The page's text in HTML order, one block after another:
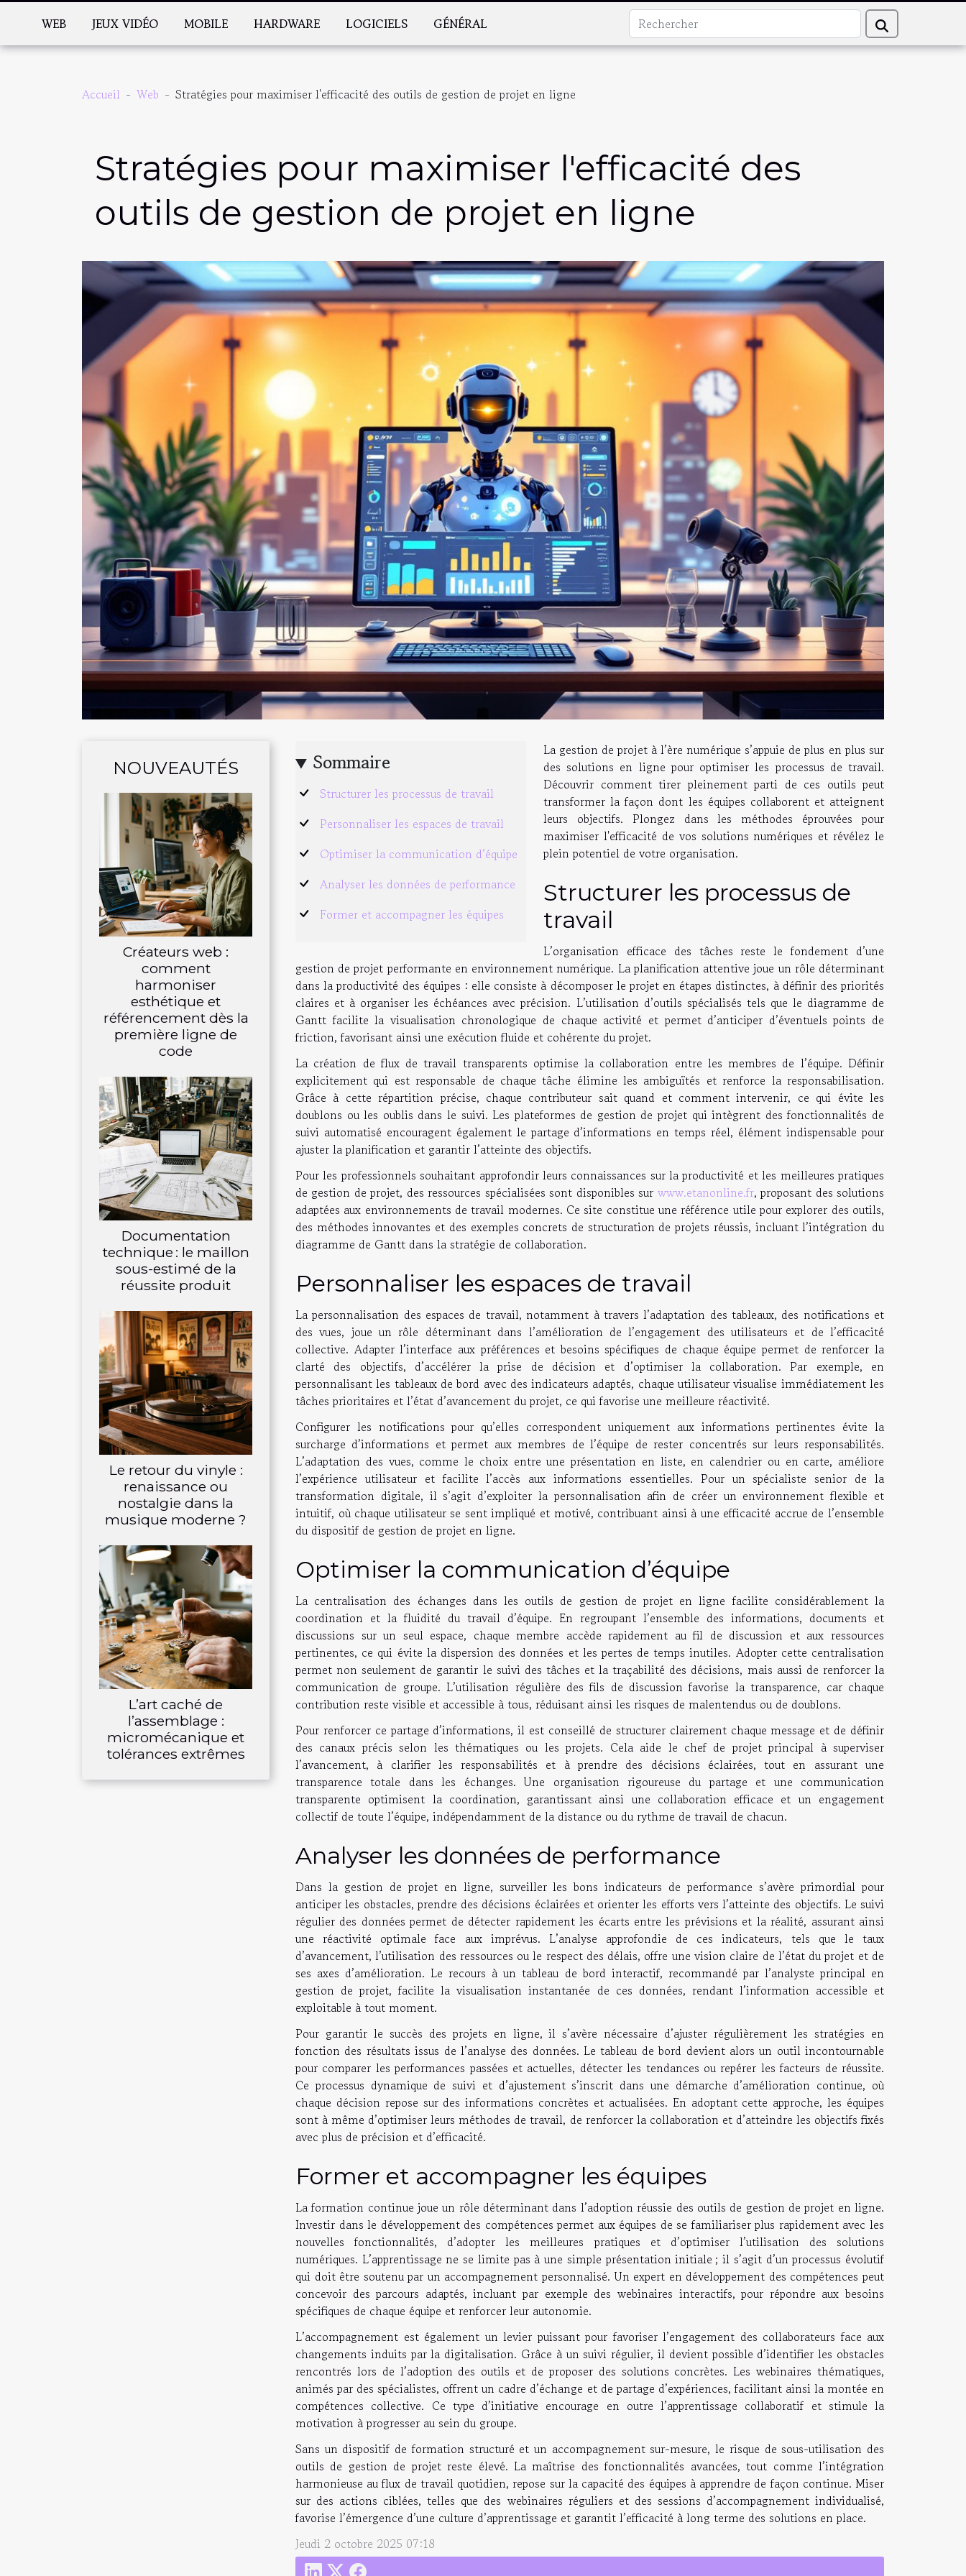
WEB JEUX VIDÉO MOBILE HARDWARE LOGICIELS GÉNÉRAL
Accueil Web Stratégies pour maximiser l'efficacité des outils de gestion de projet en ligne
Stratégies pour maximiser l'efficacité des
outils de gestion de projet en ligne
NOUVEAUTÉS
Créateurs web :
comment
harmoniser
esthétique et
référencement dès la
première ligne de
code
Documentation
technique : le maillon
sous-estimé de la
réussite produit
Le retour du vinyle :
renaissance ou
nostalgie dans la
musique moderne ?
L’art caché de
l’assemblage :
micromécanique et
tolérances extrêmes
Sommaire
Structurer les processus de travail
Personnaliser les espaces de travail
Optimiser la communication d’équipe
Analyser les données de performance
Former et accompagner les équipes
La gestion de projet à l’ère numérique s’appuie de plus en plus sur
des solutions en ligne pour optimiser les processus de travail.
Découvrir comment tirer pleinement parti de ces outils peut
transformer la façon dont les équipes collaborent et atteignent
leurs objectifs. Plongez dans les méthodes éprouvées pour
maximiser l'efficacité de vos solutions numériques et révélez le
plein potentiel de votre organisation.
Structurer les processus de
travail
L’organisation efficace des tâches reste le fondement d’une
gestion de projet performante en environnement numérique. La planification attentive joue un rôle déterminant
dans la productivité des équipes : elle consiste à décomposer le projet en étapes distinctes, à définir des priorités
claires et à organiser les échéances avec précision. L’utilisation d’outils spécialisés tels que le diagramme de
Gantt facilite la visualisation chronologique de chaque activité et permet d’anticiper d’éventuels points de
friction, favorisant ainsi une exécution fluide et cohérente du projet.
La création de flux de travail transparents optimise la collaboration entre les membres de l’équipe. Définir
explicitement qui est responsable de chaque tâche élimine les ambiguïtés et renforce la responsabilisation.
Grâce à cette répartition précise, chaque contributeur sait quand et comment intervenir, ce qui évite les
doublons ou les oublis dans le suivi. Les plateformes de gestion de projet qui intègrent des fonctionnalités de
suivi automatisé encouragent également le partage d’informations en temps réel, élément indispensable pour
ajuster la planification et garantir l’atteinte des objectifs.
Pour les professionnels souhaitant approfondir leurs connaissances sur la productivité et les meilleures pratiques
de gestion de projet, des ressources spécialisées sont disponibles sur www.etanonline.fr, proposant des solutions
adaptées aux environnements de travail modernes. Ce site constitue une référence utile pour explorer des outils,
des méthodes innovantes et des exemples concrets de structuration de projets réussis, incluant l’intégration du
diagramme de Gantt dans la stratégie de collaboration.
Personnaliser les espaces de travail
La personnalisation des espaces de travail, notamment à travers l’adaptation des tableaux, des notifications et
des vues, joue un rôle déterminant dans l’amélioration de l’engagement des utilisateurs et de l’efficacité
collective. Adapter l’interface aux préférences et besoins spécifiques de chaque équipe permet de renforcer la
clarté des objectifs, d’accélérer la prise de décision et d’optimiser la collaboration. Par exemple, en
personnalisant les tableaux de bord avec des indicateurs adaptés, chaque utilisateur visualise immédiatement les
tâches prioritaires et l’état d’avancement du projet, ce qui favorise une meilleure réactivité.
Configurer les notifications pour qu’elles correspondent uniquement aux informations pertinentes évite la
surcharge d’informations et permet aux membres de l’équipe de rester concentrés sur leurs responsabilités.
L’adaptation des vues, comme le choix entre une présentation en liste, en calendrier ou en carte, améliore
l’expérience utilisateur et facilite l’accès aux informations essentielles. Pour un spécialiste senior de la
transformation digitale, il s’agit d’exploiter la personnalisation afin de créer un environnement flexible et
intuitif, où chaque utilisateur se sent impliqué et motivé, contribuant ainsi à une efficacité accrue de l’ensemble
du dispositif de gestion de projet en ligne.
Optimiser la communication d’équipe
La centralisation des échanges dans les outils de gestion de projet en ligne facilite considérablement la
coordination et la fluidité du travail d’équipe. En regroupant l’ensemble des informations, documents et
discussions sur un seul espace, chaque membre accède rapidement au fil de discussion et aux ressources
pertinentes, ce qui évite la dispersion des données et les pertes de temps inutiles. Adopter cette centralisation
permet non seulement de garantir le suivi des tâches et la traçabilité des décisions, mais aussi de renforcer la
communication de groupe. L’utilisation régulière des fils de discussion favorise la transparence, car chaque
contribution reste visible et accessible à tous, réduisant ainsi les risques de malentendus ou de doublons.
Pour renforcer ce partage d’informations, il est conseillé de structurer clairement chaque message et de définir
des canaux précis selon les thématiques ou les projets. Cela aide le chef de projet principal à superviser
l’avancement, à clarifier les responsabilités et à prendre des décisions éclairées, tout en assurant une
transparence totale dans les échanges. Une organisation rigoureuse du partage et une communication
transparente optimisent la coordination, garantissant ainsi une collaboration efficace et un engagement
collectif de toute l’équipe, indépendamment de la distance ou du rythme de travail de chacun.
Analyser les données de performance
Dans la gestion de projet en ligne, surveiller les bons indicateurs de performance s’avère primordial pour
anticiper les obstacles, prendre des décisions éclairées et orienter les efforts vers l’atteinte des objectifs. Le suivi
régulier des données permet de détecter rapidement les écarts entre les prévisions et la réalité, assurant ainsi
une réactivité optimale face aux imprévus. L’analyse approfondie de ces indicateurs, tels que le taux
d’avancement, l’utilisation des ressources ou le respect des délais, offre une vision claire de l’état du projet et de
ses axes d’amélioration. Le recours à un tableau de bord interactif, recommandé par l’analyste principal en
gestion de projet, facilite la visualisation instantanée de ces données, rendant l’information accessible et
exploitable à tout moment.
Pour garantir le succès des projets en ligne, il s’avère nécessaire d’ajuster régulièrement les stratégies en
fonction des résultats issus de l’analyse des données. Le tableau de bord devient alors un outil incontournable
pour comparer les performances passées et actuelles, détecter les tendances ou repérer les facteurs de réussite.
Ce processus dynamique de suivi et d’ajustement s’inscrit dans une démarche d’amélioration continue, où
chaque décision repose sur des informations concrètes et actualisées. En adoptant cette approche, les équipes
sont à même d’optimiser leurs méthodes de travail, de renforcer la collaboration et d’atteindre les objectifs fixés
avec plus de précision et d’efficacité.
Former et accompagner les équipes
La formation continue joue un rôle déterminant dans l’adoption réussie des outils de gestion de projet en ligne.
Investir dans le développement des compétences permet aux équipes de se familiariser plus rapidement avec les
nouvelles fonctionnalités, d’adopter les meilleures pratiques et d’optimiser l’utilisation des solutions
numériques. L’apprentissage ne se limite pas à une simple présentation initiale ; il s’agit d’un processus évolutif
qui doit être soutenu par un accompagnement personnalisé. Un expert en développement des compétences peut
concevoir des parcours adaptés, incluant par exemple des webinaires interactifs, pour répondre aux besoins
spécifiques de chaque équipe et renforcer leur autonomie.
L’accompagnement est également un levier puissant pour favoriser l’engagement des collaborateurs face aux
changements induits par la digitalisation. Grâce à un suivi régulier, il devient possible d’identifier les obstacles
rencontrés lors de l’adoption des outils et de proposer des solutions concrètes. Les webinaires thématiques,
animés par des spécialistes, offrent un cadre d’échange et de partage d’expériences, facilitant ainsi la montée en
compétences collective. Ce type d’initiative encourage en outre l’apprentissage collaboratif et stimule la
motivation à progresser au sein du groupe.
Sans un dispositif de formation structuré et un accompagnement sur-mesure, le risque de sous-utilisation des
outils de gestion de projet reste élevé. La maîtrise des fonctionnalités avancées, tout comme l’intégration
harmonieuse au flux de travail quotidien, repose sur la capacité des équipes à apprendre de façon continue. Miser
sur des actions ciblées, telles que des webinaires réguliers et des sessions d’accompagnement individualisé,
favorise l’émergence d’une culture d’apprentissage et garantit l’efficacité à long terme des solutions en place.
Jeudi 2 octobre 2025 07:18